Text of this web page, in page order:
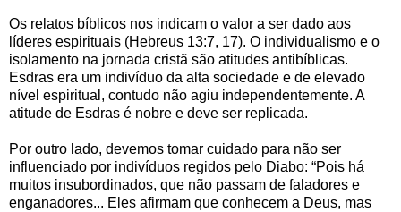
Os relatos bíblicos nos indicam o valor a ser dado aos
líderes espirituais (Hebreus 13:7, 17). O individualismo e o
isolamento na jornada cristã são atitudes antibíblicas.
Esdras era um indivíduo da alta sociedade e de elevado
nível espiritual, contudo não agiu independentemente. A
atitude de Esdras é nobre e deve ser replicada.
Por outro lado, devemos tomar cuidado para não ser
influenciado por indivíduos regidos pelo Diabo: “Pois há
muitos insubordinados, que não passam de faladores e
enganadores... Eles afirmam que conhecem a Deus, mas